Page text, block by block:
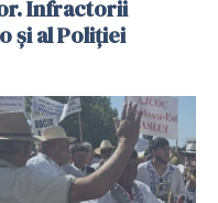
Infractorii
și al Poliției